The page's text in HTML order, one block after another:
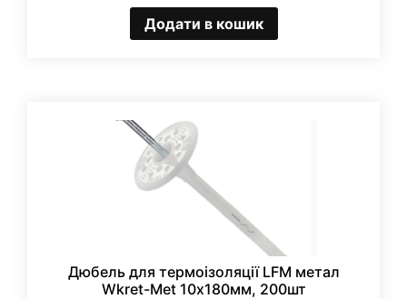
Додати в кошик
Дюбель для термоізоляції LFM метал
Wkret-Met 10х180мм, 200шт